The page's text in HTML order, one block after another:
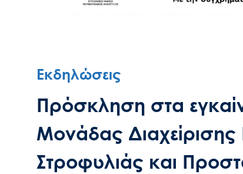
Εκδηλώσεις
Πρόσκληση στα
Μονάδας
Στροφυλιάς και